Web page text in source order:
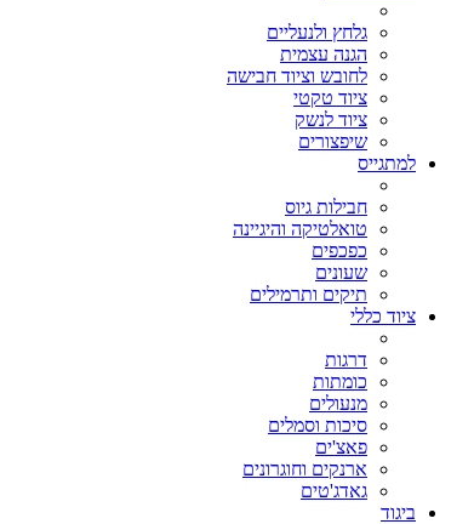
גלחץ ולנעליים
הגנה עצמית
לחובש וציוד חבישה
ציוד טקטי
ציוד לנשק
שיפצורים
למתגייס
חבילות גיוס
טואלטיקה והיגיינה
כפכפים
שעונים
תיקים ותרמילים
ציוד כללי
דרגות
כומתות
מנעולים
סיכות וסמלים
פאצ'ים
ארנקים וחוגרונים
גאדג'טים
ביגוד